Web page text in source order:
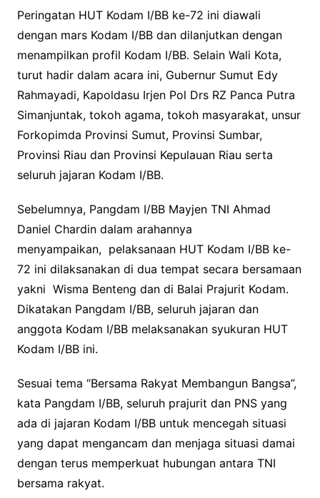
Peringatan HUT Kodam I/BB ke-72 ini diawali
dengan mars Kodam I/BB dan dilanjutkan dengan
menampilkan profil Kodam I/BB. Selain Wali Kota,
turut hadir dalam acara ini, Gubernur Sumut Edy
Rahmayadi, Kapoldasu Irjen Pol Drs RZ Panca Putra
Simanjuntak, tokoh agama, tokoh masyarakat, unsur
Forkopimda Provinsi Sumut, Provinsi Sumbar,
Provinsi Riau dan Provinsi Kepulauan Riau serta
seluruh jajaran Kodam I/BB.
Sebelumnya, Pangdam I/BB Mayjen TNI Ahmad
Daniel Chardin dalam arahannya
menyampaikan, pelaksanaan HUT Kodam I/BB ke-
72 ini dilaksanakan di dua tempat secara bersamaan
yakni Wisma Benteng dan di Balai Prajurit Kodam.
Dikatakan Pangdam I/BB, seluruh jajaran dan
anggota Kodam I/BB melaksanakan syukuran HUT
Kodam I/BB ini.
Sesuai tema “Bersama Rakyat Membangun Bangsa”,
kata Pangdam I/BB, seluruh prajurit dan PNS yang
ada di jajaran Kodam I/BB untuk mencegah situasi
yang dapat mengancam dan menjaga situasi damai
dengan terus memperkuat hubungan antara TNI
bersama rakyat.